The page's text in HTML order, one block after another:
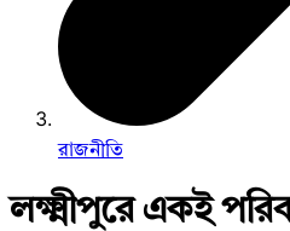
রাজনীতি
লক্ষ্মীপুরে একই